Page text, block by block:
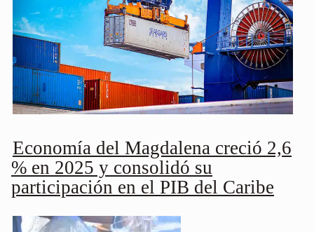
Economía del Magdalena creció 2,6
% en 2025 y consolidó su
participación en el PIB del Caribe